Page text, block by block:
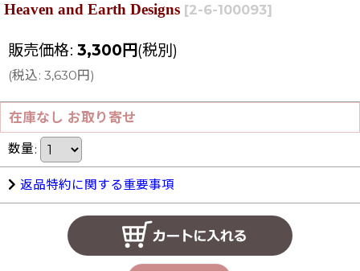
Heaven and Earth Designs [2-6-100093]
販売価格: 3,300 円(税別)
(税込: 3,630円 )
在庫なし お取り寄せ
数量:
返品特約に関する重要事項